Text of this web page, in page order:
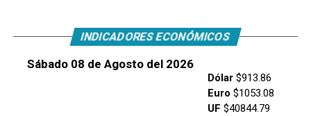
INDICADORES ECONÓMICOS
Sábado 08 de Agosto del 2026
Dólar$913.86
Euro $1053.08
UF $40844.79